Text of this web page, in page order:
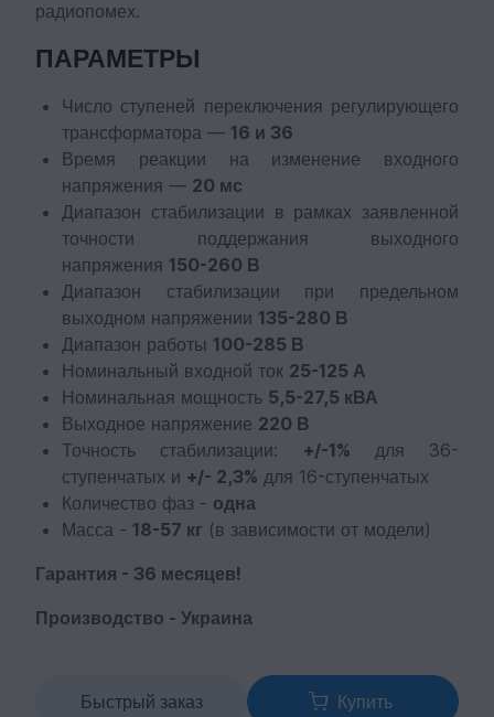
радиопомех.
ПАРАМЕТРЫ
Число ступеней переключения регулирующего
трансформатора — 16 и 36
Время реакции на изменение входного
напряжения — 20 мс
Диапазон стабилизации в рамках заявленной
точности поддержания выходного
напряжения 150-260 В
Диапазон стабилизации при предельном
выходном напряжении 135-280 В
Диапазон работы 100-285 В
Номинальный входной ток 25-125 А
Номинальная мощность 5,5-27,5 кВА
Выходное напряжение 220 В
Точность стабилизации: +/-1% для 36-
ступенчатых и +/- 2,3% для 16-ступенчатых
Количество фаз - одна
Масса - 18-57 кг (в зависимости от модели)
Гарантия - 36 месяцев!
Производство - Украина
Быстрый заказ Купить